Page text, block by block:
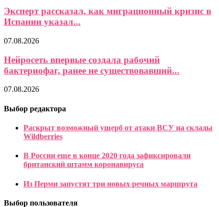
Эксперт рассказал, как миграционный кризис в
Испании указал...
07.08.2026
Нейросеть впервые создала рабочий
бактериофаг, ранее не существовавший...
07.08.2026
Выбор редактора
Раскрыт возможный ущерб от атаки ВСУ на склады
Wildberries
В России еще в конце 2020 года зафиксировали
британский штамм коронавируса
Из Перми запустят три новых речных маршрута
Выбор пользователя